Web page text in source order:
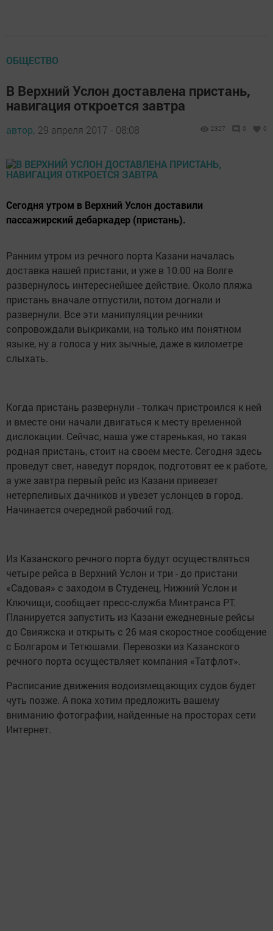
ОБЩЕСТВО
В Верхний Услон доставлена пристань,
навигация откроется завтра
автор, 29 апреля 2017 - 08:08 2327 0 0
Сегодня утром в Верхний Услон доставили
пассажирский дебаркадер (пристань).
Ранним утром из речного порта Казани началась
доставка нашей пристани, и уже в 10.00 на Волге
развернулось интереснейшее действие. Около пляжа
пристань вначале отпустили, потом догнали и
развернули. Все эти манипуляции речники
сопровождали выкриками, на только им понятном
языке, ну а голоса у них зычные, даже в километре
слыхать.
Когда пристань развернули - толкач пристроился к ней
и вместе они начали двигаться к месту временной
дислокации. Сейчас, наша уже старенькая, но такая
родная пристань, стоит на своем месте. Сегодня здесь
проведут свет, наведут порядок, подготовят ее к работе,
а уже завтра первый рейс из Казани привезет
нетерпеливых дачников и увезет услонцев в город.
Начинается очередной рабочий год.
Из Казанского речного порта будут осуществляться
четыре рейса в Верхний Услон и три - до пристани
«Садовая» с заходом в Студенец, Нижний Услон и
Ключищи, сообщает пресс-служба Минтранса РТ.
Планируется запустить из Казани ежедневные рейсы
до Свияжска и открыть с 26 мая скоростное сообщение
с Болгаром и Тетюшами. Перевозки из Казанского
речного порта осуществляет компания «Татфлот».
Расписание движения водоизмещающих судов будет
чуть позже. А пока хотим предложить вашему
вниманию фотографии, найденные на просторах сети
Интернет.